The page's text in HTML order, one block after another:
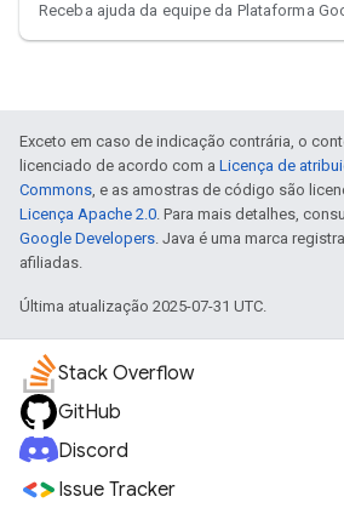
Receba ajuda da equipe da Plataforma
Exceto em caso de indicação contrária, o
licenciado de acordo com a Licença de
Commons, e as amostras de código são
Licença Apache 2.0. Para mais detalhes,
Google Developers. Java é uma marca
afiliadas.
Última atualização 2025-07-31 UTC.
Stack Overflow
GitHub
Discord
Issue Tracker